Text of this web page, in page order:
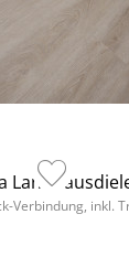
Verbindung, inkl.